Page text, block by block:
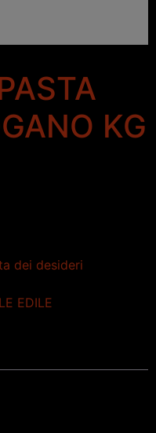
KG
dei desideri
EDILE